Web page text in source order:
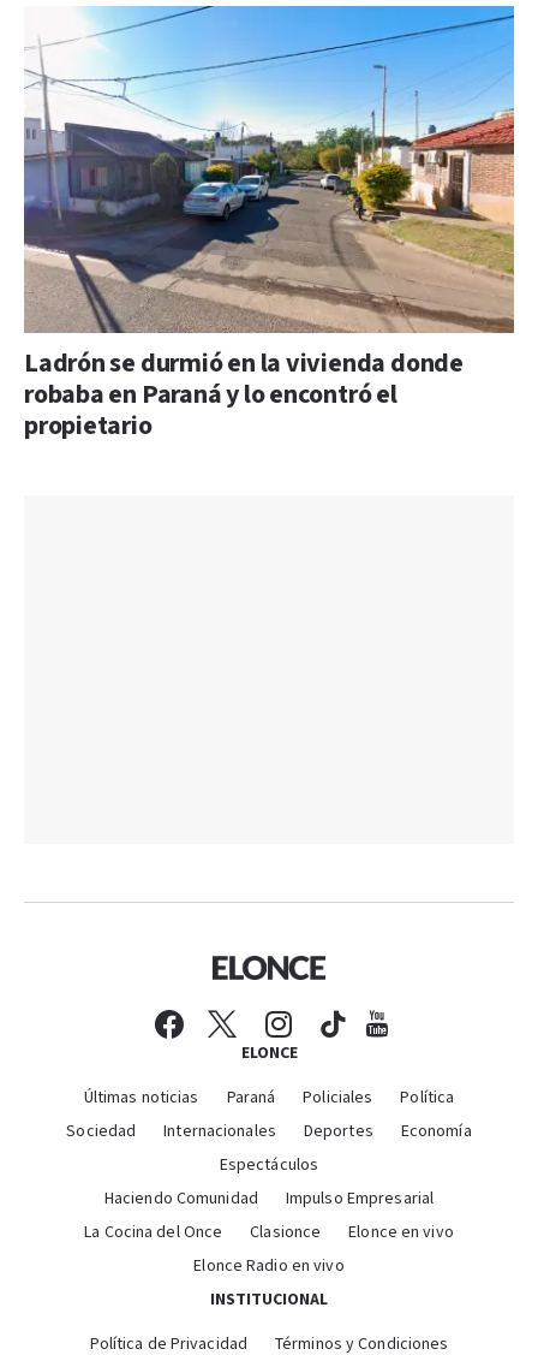
Ladrón se durmió en la vivienda donde
robaba en Paraná y lo encontró el
propietario
ELONCE
Últimas noticias Paraná Policiales
Política
Sociedad
Internacionales Deportes
Economía
Espectáculos
Haciendo Comunidad
Impulso Empresarial
La Cocina del Once
Clasionce
Elonce en vivo
Elonce Radio en vivo
INSTITUCIONAL
Política de Privacidad Términos y Condiciones